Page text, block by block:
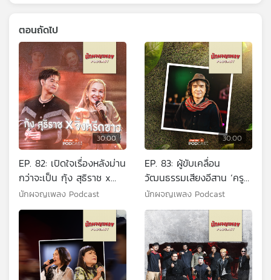
ตอนถัดไป
30:00
EP. 82: เปิดใจเรื่องหลังม่าน
กว่าจะเป็น กุ้ง สุธิราช x
จิ้งหรีดขาว วงศ์เทวัญ
นักผจญเพลง Podcast
30:00
EP. 83: ผู้ขับเคลื่อน
วัฒนธรรมเสียงอีสาน ‘ครู
สลา คุณวุฒิ’
นักผจญเพลง Podcast